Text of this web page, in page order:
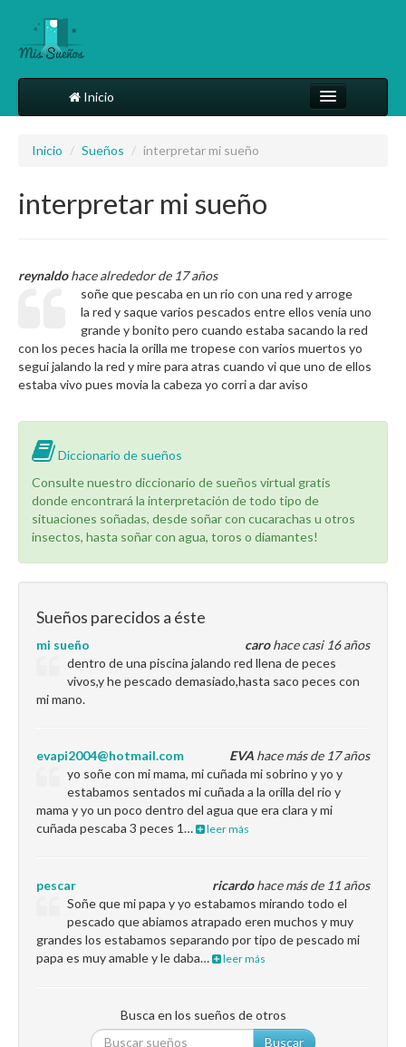
Inicio
Más
Inicio / Sueños / interpretar mi sueño
interpretar mi sueño
reynaldohace alrededor de 17 años
soñe que pescaba en un rio con una red y arroge
la red y saque varios pescados entre ellos venia uno
grande y bonito pero cuando estaba sacando la red
con los peces hacia la orilla me tropese con varios muertos yo
segui jalando la red y mire para atras cuando vi que uno de ellos
estaba vivo pues movia la cabeza yo corri a dar aviso
Diccionario de sueños
Consulte nuestro diccionario de sueños virtual gratis
donde encontrará la interpretación de todo tipo de
situaciones soñadas, desde soñar con cucarachas u otros
insectos, hasta soñar con agua, toros o diamantes!
Sueños parecidos a éste
carohace casi 16 años
mi sueño
dentro de una piscina jalando red llena de peces
vivos,y he pescado demasiado,hasta saco peces con
mi mano.
EVA hace más de 17 años
evapi2004@hotmail.com
yo soñe con mi mama, mi cuñada mi sobrino y yo y
estabamos sentados mi cuñada a la orilla del rio y
mama y yo un poco dentro del agua que era clara y mi
cuñada pescaba 3 peces 1…
leer más
ricardohace más de 11 años
pescar
Soñe que mi papa y yo estabamos mirando todo el
pescado que abiamos atrapado eren muchos y muy
grandes los estabamos separando por tipo de pescado mi
papa es muy amable y le daba…
leer más
Busca en los sueños de otros
Buscar